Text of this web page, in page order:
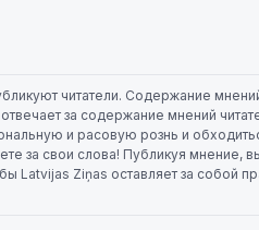
читатели. Содержание
за содержание мнений
и расовую рознь и
за свои слова! Публикуя мнение,
Latvijas Ziņas оставляет за собой